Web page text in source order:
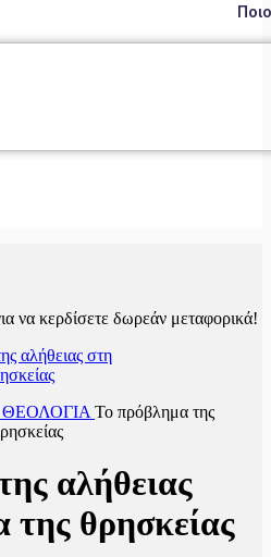
να κερδίσετε δωρεάν μεταφορικά!
ΘΕΟΛΟΓΙΑ Το πρόβλημα της
αλήθειας
της θρησκείας